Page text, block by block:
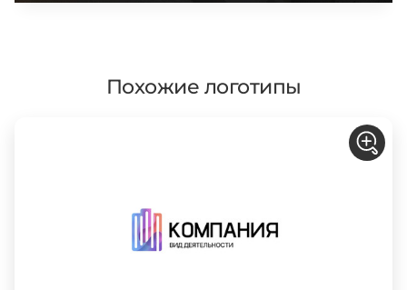
Похожие логотипы